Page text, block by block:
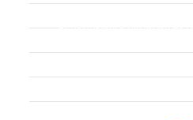
עם המאמן הותיק והמוכר אסף לב